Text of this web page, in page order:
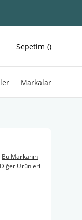
Sepetim
Markalar
Bu Markanın
Diğer Ürünleri